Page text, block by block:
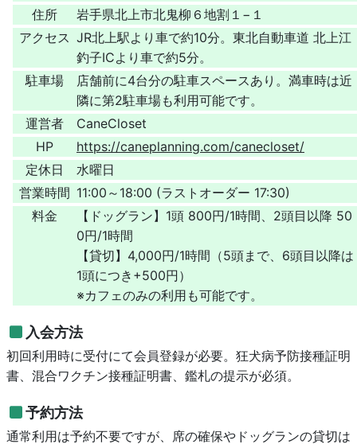
住所
岩手県北上市北鬼柳６地割１−１
アクセス JR北上駅より車で約10分。東北自動車道 北上江
釣子ICより車で約5分。
駐車場
店舗前に4台分の駐車スペースあり。満車時は近
隣に第2駐車場も利用可能です。
運営者
CaneCloset
HP
https://caneplanning.com/canecloset/
定休日
水曜日
営業時間 11:00～18:00 (ラストオーダー 17:30)
料金
【ドッグラン】1頭 800円/1時間、2頭目以降 50
0円/1時間
【貸切】4,000円/1時間（5頭まで、6頭目以降は
1頭につき+500円）
※カフェのみの利用も可能です。
入会方法
初回利用時に受付にて会員登録が必要。狂犬病予防接種証明
書、混合ワクチン接種証明書、鑑札の提示が必須。
予約方法
通常利用は予約不要ですが、席の確保やドッグランの貸切は